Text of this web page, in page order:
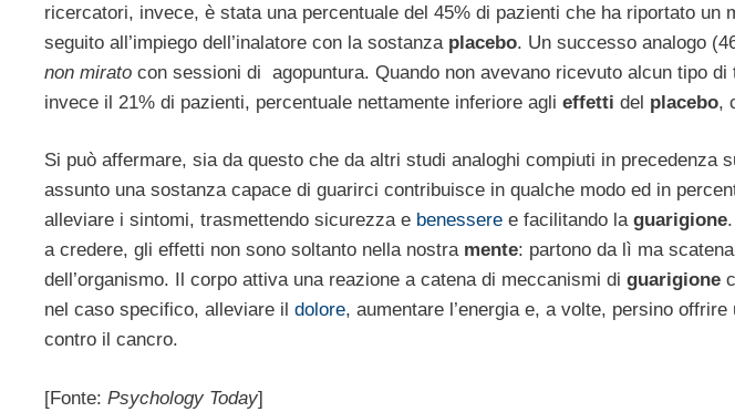
ricercatori, invece, è stata una percentuale del 45% di pazienti che ha riportato un
seguito all’impiego dell’inalatore con la sostanza placebo. Un successo analogo
non mirato con sessioni di agopuntura. Quando non avevano ricevuto alcun tipo
invece il 21% di pazienti, percentuale nettamente inferiore agli effetti del placebo,
Si può affermare, sia da questo che da altri studi analoghi compiuti in precedenza
assunto una sostanza capace di guarirci contribuisce in qualche modo ed in
alleviare i sintomi, trasmettendo sicurezza e benessere e facilitando la guarigione
a credere, gli effetti non sono soltanto nella nostra mente: partono da lì ma
dell’organismo. Il corpo attiva una reazione a catena di meccanismi di guarigione
nel caso specifico, alleviare il dolore, aumentare l’energia e, a volte, persino
contro il cancro.
[Fonte: Psychology Today]